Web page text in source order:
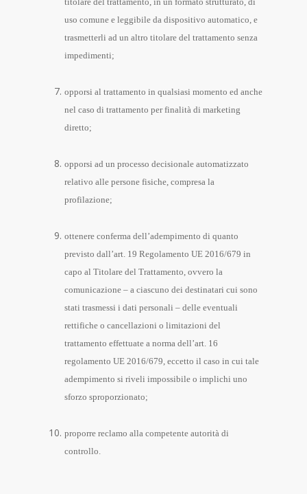
uso comune e leggibile da dispositivo automatico, e
trasmetterli ad un altro titolare del trattamento senza
impedimenti;
opporsi al trattamento in qualsiasi momento ed anche
nel caso di trattamento per finalità di marketing
diretto;
opporsi ad un processo decisionale automatizzato
relativo alle persone fisiche, compresa la
profilazione;
ottenere conferma dell’adempimento di quanto
previsto dall’art. 19 Regolamento UE 2016/679 in
capo al Titolare del Trattamento, ovvero la
comunicazione – a ciascuno dei destinatari cui sono
stati trasmessi i dati personali – delle eventuali
rettifiche o cancellazioni o limitazioni del
trattamento effettuate a norma dell’art. 16
regolamento UE 2016/679, eccetto il caso in cui tale
adempimento si riveli impossibile o implichi uno
sforzo sproporzionato;
proporre reclamo alla competente autorità di
controllo.